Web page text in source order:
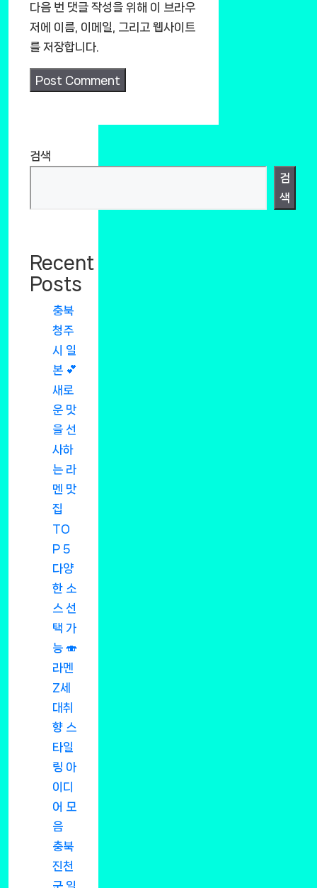
다음 번 댓글 작성을 위해 이 브라우
저에 이름, 이메일, 그리고 웹사이트
를 저장합니다.
검색
검
색
Recent
Posts
충북
청주
시 일
본 💕
새로
운 맛
을 선
사하
는 라
멘 맛
집
TO
P 5
다양
한 소
스 선
택 가
능 🍣
라멘
Z세
대취
향 스
타일
링 아
이디
어 모
음
충북
진천